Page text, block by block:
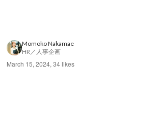
Momoko Nakamae
HR／人事企画
March 15, 2024, 34 likes